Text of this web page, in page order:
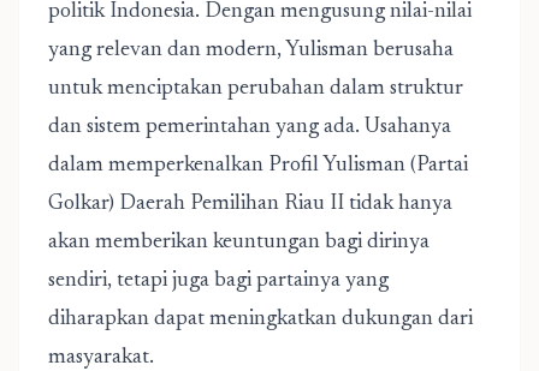
politik Indonesia. Dengan mengusung nilai-nilai
yang relevan dan modern, Yulisman berusaha
untuk menciptakan perubahan dalam struktur
dan sistem pemerintahan yang ada. Usahanya
dalam memperkenalkan Profil Yulisman (Partai
Golkar) Daerah Pemilihan Riau II tidak hanya
akan memberikan keuntungan bagi dirinya
sendiri, tetapi juga bagi partainya yang
diharapkan dapat meningkatkan dukungan dari
masyarakat.